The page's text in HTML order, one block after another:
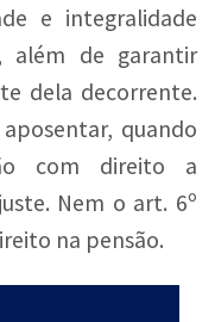
e integralidade
além de garantir
dela decorrente.
quando
com direito a
Nem o art. 6º
na pensão.